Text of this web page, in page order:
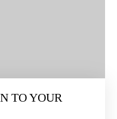
TO YOUR